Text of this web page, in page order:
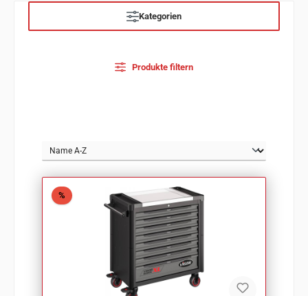
Kategorien
Produkte filtern
%Rabatt